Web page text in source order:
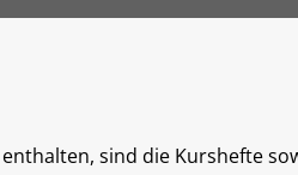
sind die Kurshefte